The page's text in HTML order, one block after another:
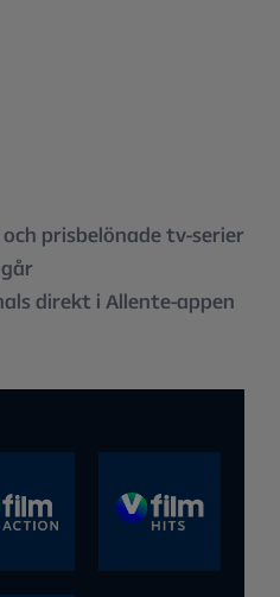
prisbelönade tv-serier
direkt i Allente-appen